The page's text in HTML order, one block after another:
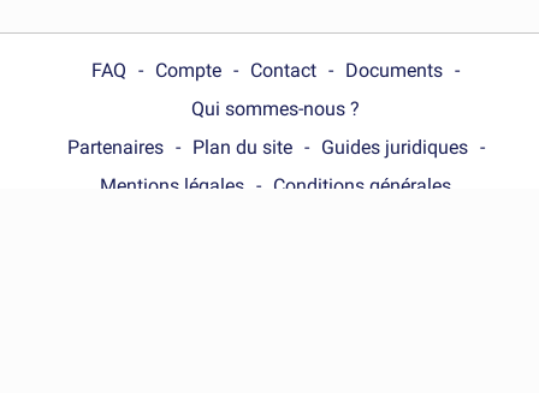
FAQ Compte Contact
Documents
Qui sommes-nous ?
Partenaires
Plan du site
Guides juridiques
Mentions légales
Conditions générales